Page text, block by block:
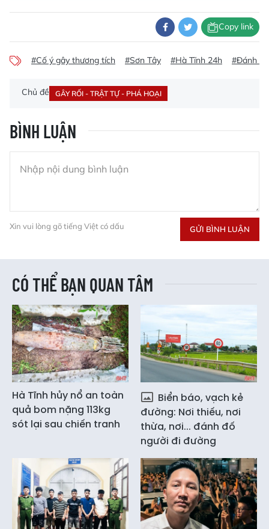
Copy link
#Cố ý gây thương tích #Sơn Tây #Hà Tĩnh 24h #Đánh
Chủ đề GÂY RỐI - TRẬT TỰ - PHÁ HOẠI
BÌNH LUẬN
Xin vui lòng gõ tiếng Việt có dấu GỬI BÌNH LUẬN
CÓ THỂ BẠN QUAN TÂM
Hà Tĩnh hủy nổ an toàn
quả bom nặng 113kg
sót lại sau chiến tranh
Biển báo, vạch kẻ
đường: Nơi thiếu, nơi
thừa, nơi... đánh đố
người đi đường